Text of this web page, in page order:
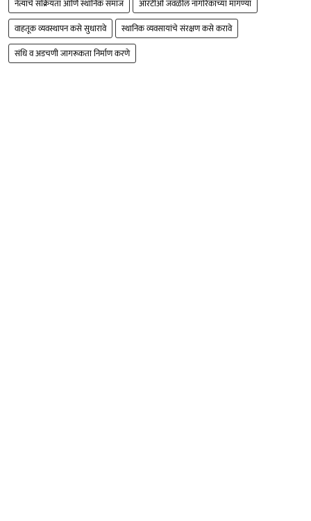
नेत्यांचे सक्रियता आणि स्थानिक समाज
आरटीओ जवळील नागरिकांच्या मागण्या
वाहतूक व्यवस्थापन कसे सुधारावे
स्थानिक व्यवसायांचे संरक्षण कसे करावे
संधि व अडचणी जागरूकता निर्माण करणे